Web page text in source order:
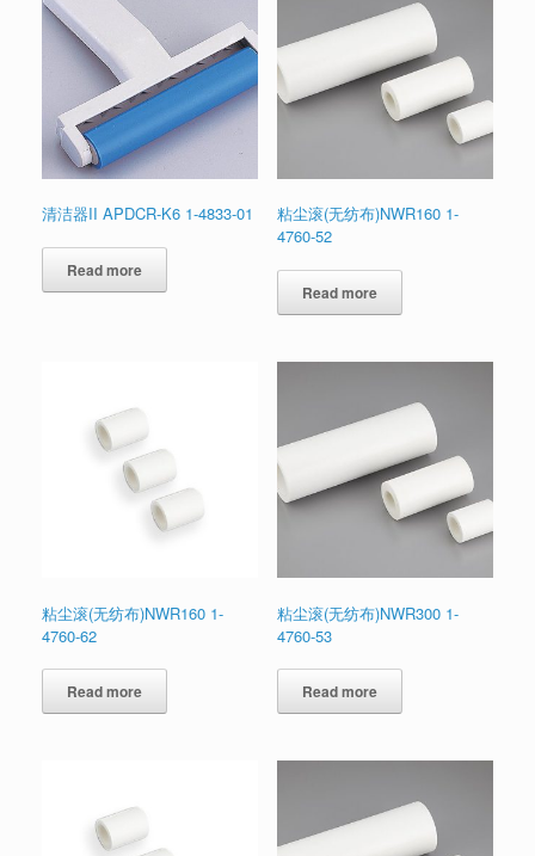
清洁器II APDCR-K6 1-4833-01
Read more
粘尘滚(无纺布)NWR160 1-
4760-52
Read more
粘尘滚(无纺布)NWR160 1-
4760-62
Read more
粘尘滚(无纺布)NWR300 1-
4760-53
Read more